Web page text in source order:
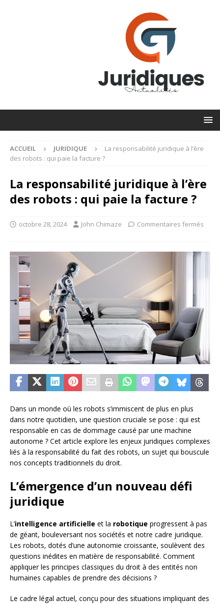
ACCUEIL JURIDIQUE
La responsabilité juridique à l’ère
des robots : qui paie la facture ?
La responsabilité juridique à l’ère
des robots : qui paie la facture ?
octobre 28, 2024 John Chimaze Commentaires fermés
Dans un monde où les robots s’immiscent de plus en plus
dans notre quotidien, une question cruciale se pose : qui est
responsable en cas de dommage causé par une machine
autonome ? Cet article explore les enjeux juridiques complexes
liés à la responsabilité du fait des robots, un sujet qui bouscule
nos concepts traditionnels du droit.
L’émergence d’un nouveau défi
juridique
L’intelligence artificielle et la robotique progressent à pas
de géant, bouleversant nos sociétés et notre cadre juridique.
Les robots, dotés d’une autonomie croissante, soulèvent des
questions inédites en matière de responsabilité. Comment
appliquer les principes classiques du droit à des entités non
humaines capables de prendre des décisions ?
Le cadre légal actuel, conçu pour des situations impliquant des